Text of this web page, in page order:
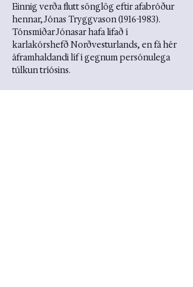
Einnig verða flutt sönglög eftir afabróður
hennar, Jónas Tryggvason (1916-1983).
Tónsmíðar Jónasar hafa lifað í
karlakórshefð Norðvesturlands, en fá hér
áframhaldandi líf í gegnum persónulega
túlkun tríósins.